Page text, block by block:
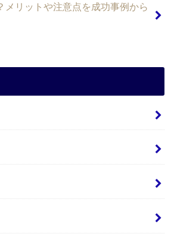
メリットや注意点を成功事例から